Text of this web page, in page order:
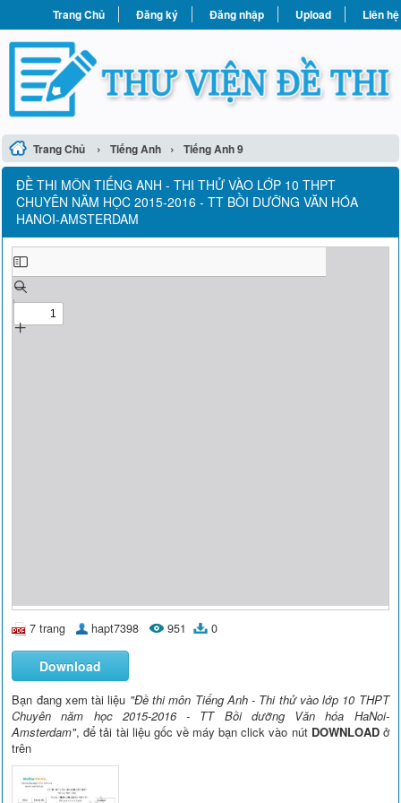
Trang Chủ Đăng ký Đăng nhập Upload Liên hệ
Trang Chủ › Tiếng Anh › Tiếng Anh 9
ĐỀ THI MÔN TIẾNG ANH - THI THỬ VÀO LỚP 10 THPT
CHUYÊN NĂM HỌC 2015-2016 - TT BỒI DƯỠNG VĂN HÓA
HANOI-AMSTERDAM
7 trang hapt7398 951 0
Download
Bạn đang xem tài liệu "Đề thi môn Tiếng Anh - Thi thử vào lớp 10 THPT
Chuyên năm học 2015-2016 - TT Bồi dưỡng Văn hóa HaNoi-
Amsterdam", để tải tài liệu gốc về máy bạn click vào nút DOWNLOADở
trên